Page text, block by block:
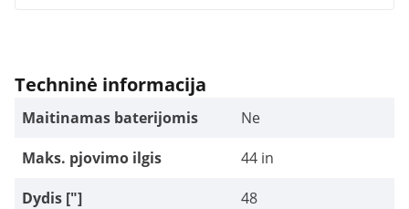
Techninė informacija
Maitinamas baterijomis
Ne
Maks. pjovimo ilgis
44 in
Dydis ["]
48